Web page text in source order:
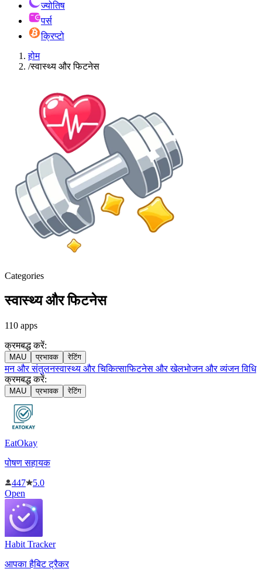
ज्योतिष
पर्स
क्रिप्टो
होम
/स्वास्थ्य और फिटनेस
Categories
स्वास्थ्य और फिटनेस
110 apps
क्रमबद्ध करें:
MAU प्रभावक रेटिंग
मन और संतुलनस्वास्थ्य और चिकित्साफिटनेस और खेलभोजन और व्यंजन विधि
क्रमबद्ध करें:
MAU प्रभावक रेटिंग
EatOkay
पोषण सहायक
447
5.0
Open
Habit Tracker
आपका हैबिट ट्रैकर